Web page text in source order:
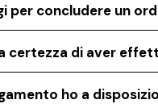
per concludere un
certezza di aver
ho a